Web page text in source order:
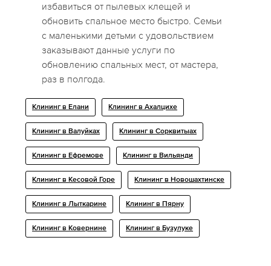
избавиться от пылевых клещей и
обновить спальное место быстро. Семьи
с маленькими детьми с удовольствием
заказывают данные услуги по
обновлению спальных мест, от мастера,
раз в полгода.
Клининг в Елани Клининг в Ахалцихе
Клининг в Валуйках Клининг в Сорквитыах
Клининг в Ефремове Клининг в Вильянди
Клининг в Кесовой Горе Клининг в Новошахтинске
Клининг в Лыткарине Клининг в Пярну
Клининг в Ковернине Клининг в Бузулуке